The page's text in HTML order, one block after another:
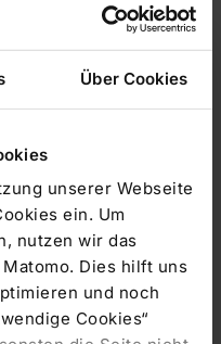
Über Cookies
unserer Webseite
ein. Um
nutzen wir das
Dies hilft uns
und noch
Cookies“
habe zur Änderung
Lampe dem
mehr als 10 Prozent